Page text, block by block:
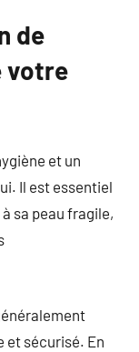
de
votre
et un
Il est essentiel
sa peau fragile,
et sécurisé. En